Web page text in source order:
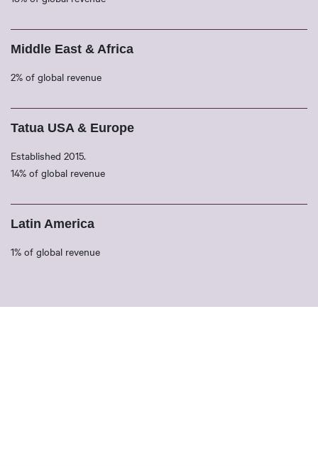
Middle East & Africa
2% of global revenue
Tatua USA & Europe
Established 2015.
14% of global revenue
Latin America
1% of global revenue